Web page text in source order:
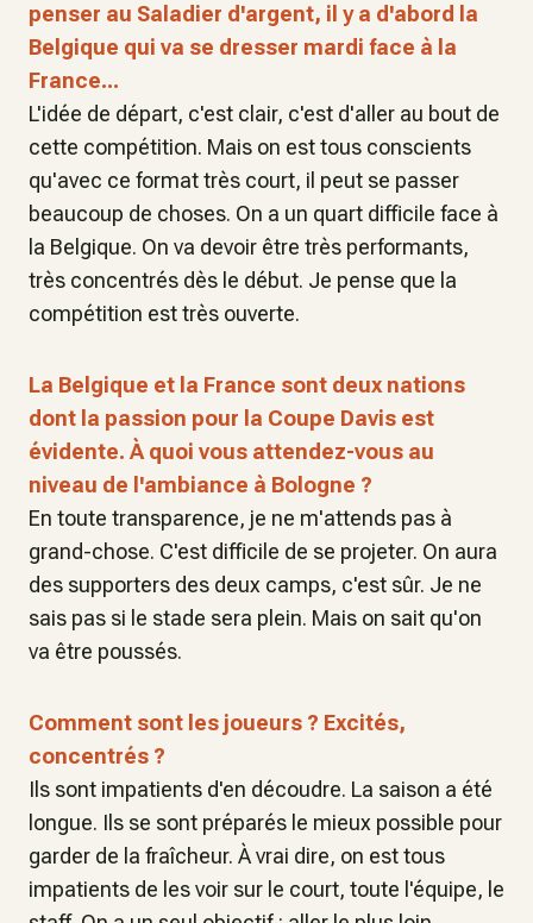
penser au Saladier d'argent, il y a d'abord la
Belgique qui va se dresser mardi face à la
France...
L'idée de départ, c'est clair, c'est d'aller au bout de
cette compétition. Mais on est tous conscients
qu'avec ce format très court, il peut se passer
beaucoup de choses. On a un quart difficile face à
la Belgique. On va devoir être très performants,
très concentrés dès le début. Je pense que la
compétition est très ouverte.
La Belgique et la France sont deux nations
dont la passion pour la Coupe Davis est
évidente. À quoi vous attendez-vous au
niveau de l'ambiance à Bologne ?
En toute transparence, je ne m'attends pas à
grand-chose. C'est difficile de se projeter. On aura
des supporters des deux camps, c'est sûr. Je ne
sais pas si le stade sera plein. Mais on sait qu'on
va être poussés.
Comment sont les joueurs ? Excités,
concentrés ?
Ils sont impatients d'en découdre. La saison a été
longue. Ils se sont préparés le mieux possible pour
garder de la fraîcheur. À vrai dire, on est tous
impatients de les voir sur le court, toute l'équipe, le